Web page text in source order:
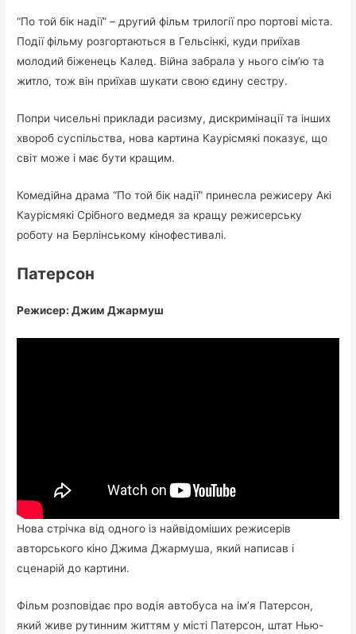
“По той бік надії” – другий фільм трилогії про портові міста.
Події фільму розгортаються в Гельсінкі, куди приїхав
молодий біженець Калед. Війна забрала у нього сім’ю та
житло, тож він приїхав шукати свою єдину сестру.
Попри чисельні приклади расизму, дискримінації та інших
хвороб суспільства, нова картина Каурісмякі показує, що
світ може і має бути кращим.
Комедійна драма “По той бік надії” принесла режисеру Акі
Каурісмякі Срібного ведмедя за кращу режисерську
роботу на Берлінському кінофестивалі.
Патерсон
Режисер: Джим Джармуш
Нова стрічка від одного із найвідоміших режисерів
авторського кіно Джима Джармуша, який написав і
сценарій до картини.
Фільм розповідає про водія автобуса на ім’я Патерсон,
який живе рутинним життям у місті Патерсон, штат Нью-